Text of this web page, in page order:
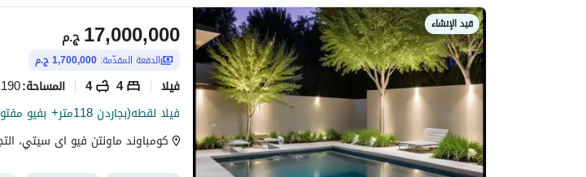
قيد الإنشاء
ج.م17,000,000
الدفعة المقدّمة: 1,700,000 ج.م
فیلا 4
4 المساحة:190 متر مربع